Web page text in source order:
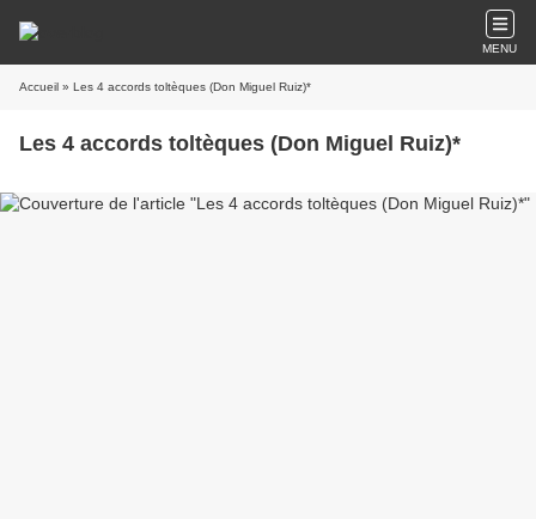
MENU
Accueil » Les 4 accords toltèques (Don Miguel Ruiz)*
Les 4 accords toltèques (Don Miguel Ruiz)*